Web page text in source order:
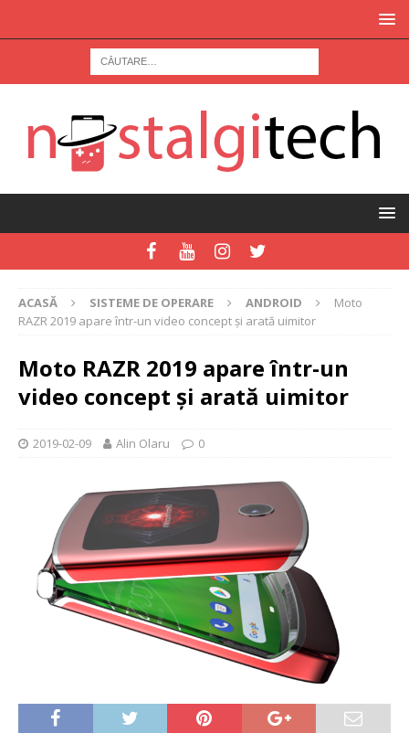
ACASĂ SISTEME DE OPERARE ANDROID
Moto
RAZR 2019 apare într-un video concept și arată uimitor
Moto RAZR 2019 apare într-un
video concept și arată uimitor
2019-02-09 Alin Olaru 0